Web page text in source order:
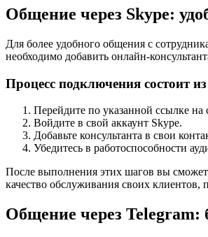
Общение через Skype:
Для более удобного общения с
необходимо добавить онлайн-
Процесс подключения состоит
Перейдите по указанной ссылке на
Войдите в свой аккаунт Skype.
Добавьте консультанта в свои
Убедитесь в работоспособности
После выполнения этих шагов вы
качество обслуживания своих клиентов,
Общение через Telegram: